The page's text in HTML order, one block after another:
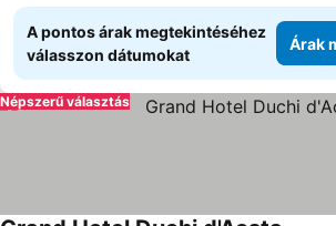
A pontos árak megtekintéséhez
válasszon dátumokat
Árak
Népszerű választás